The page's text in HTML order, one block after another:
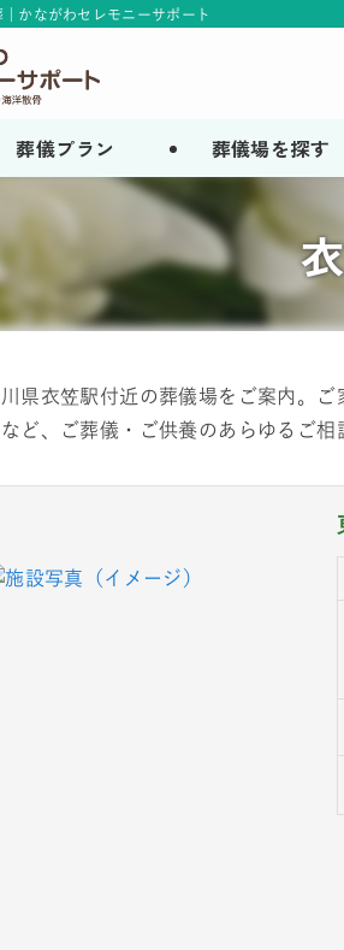
| かながわセレモニーサポート
葬儀プラン 葬儀場を探す
県衣笠駅付近の葬儀場をご案内。
ど、ご葬儀・ご供養のあらゆるご